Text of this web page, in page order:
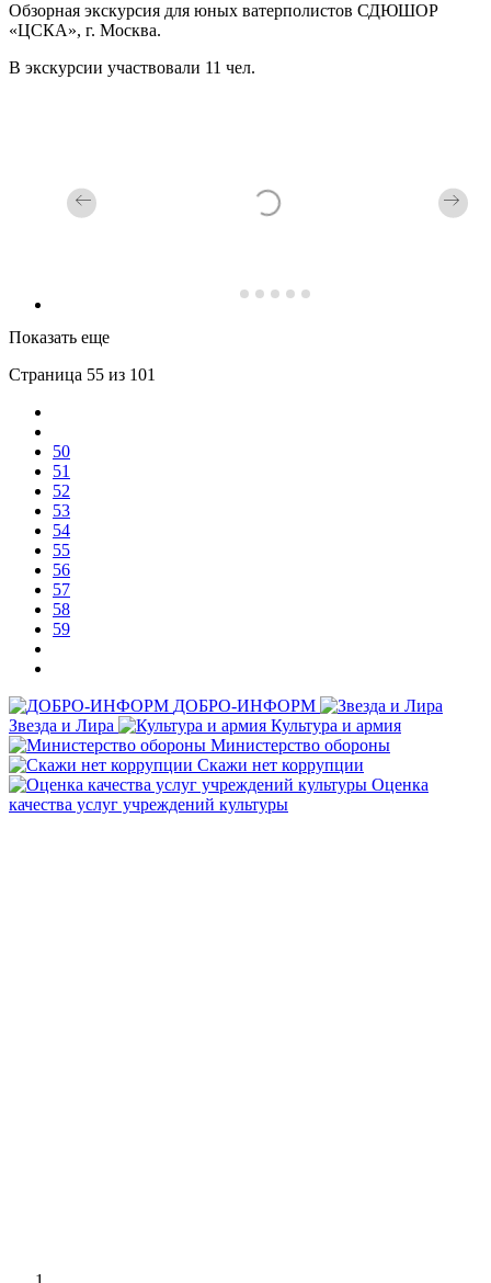
Обзорная экскурсия для юных ватерполистов СДЮШОР
«ЦСКА», г. Москва.
В экскурсии участвовали 11 чел.
Показать еще
Страница 55 из 101
50
51
52
53
54
55
56
57
58
59
ДОБРО-ИНФОРМ
Звезда и Лира
Культура и армия
Министерство обороны
Скажи нет коррупции
Оценка
качества услуг учреждений культуры